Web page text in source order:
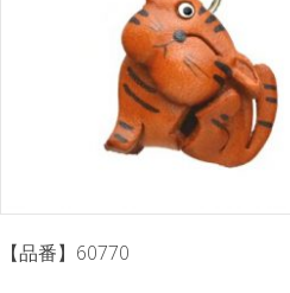
【品番】60770